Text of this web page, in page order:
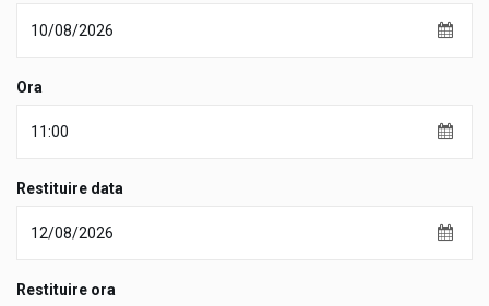
Ora
Restituire data
Restituire ora